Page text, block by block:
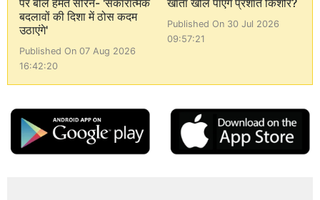
बदलावों की दिशा में ठोस कदम
उठाएंगे'
Published On 07 Aug 2026
16:42:20
Published On 30 Jul 2026
09:57:21